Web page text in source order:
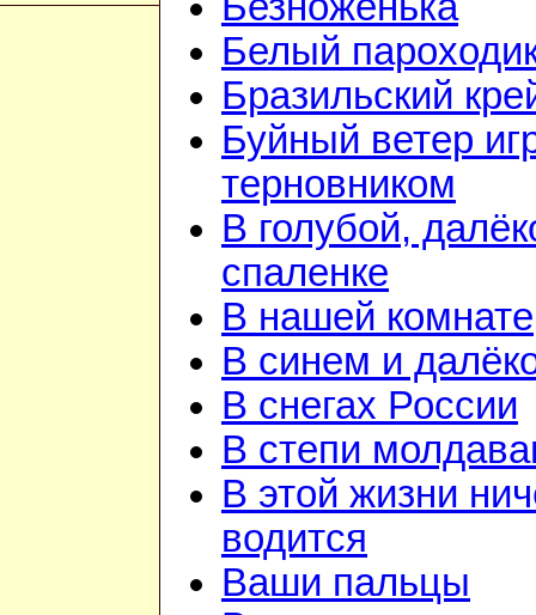
Белый
Бразильский
Буйный ветер
терновником
В голубой,
спаленке
В нашей комнате
В синем и
В снегах России
В степи
В этой жизни
водится
Ваши пальцы